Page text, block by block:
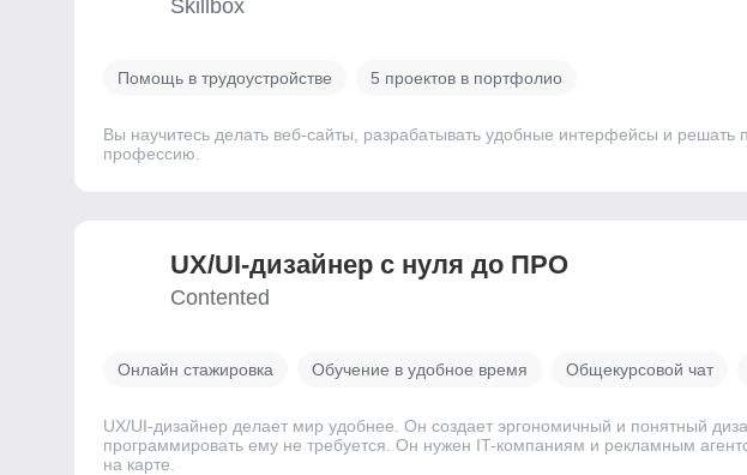
Skillbox
Помощь в трудоустройстве 5 проектов в портфолио
Вы научитесь делать веб-сайты, разрабатывать удобные интерфейсы и
профессию.
UX/UI-дизайнер с нуля до ПРО
Contented
Онлайн стажировка Обучение в удобное время Общекурсовой чат
UX/UI-дизайнер делает мир удобнее. Он создает эргономичный и понятный
программировать ему не требуется. Он нужен IT-компаниям и рекламным
на карте.